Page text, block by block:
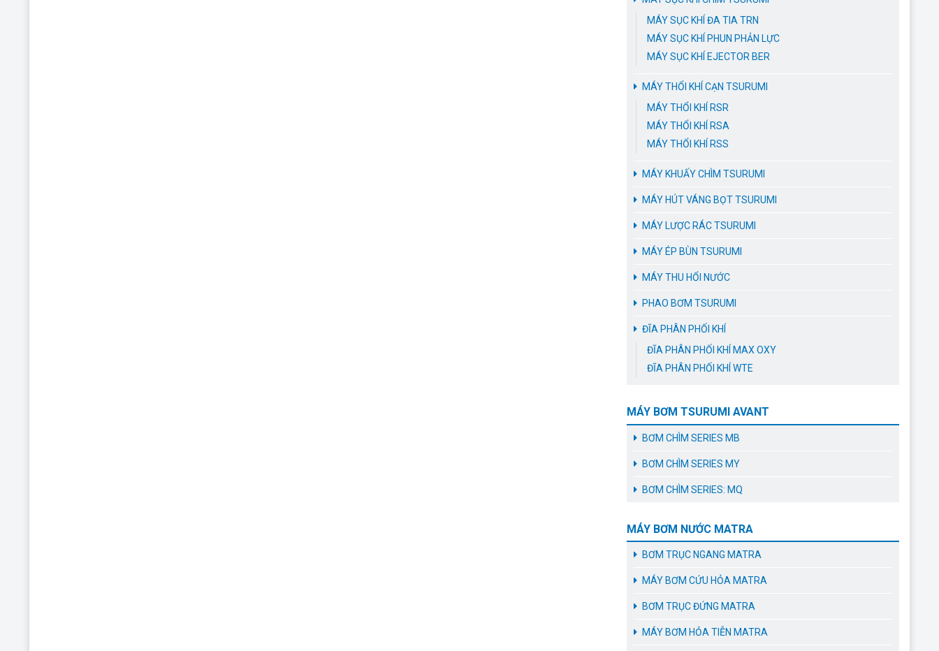
MÁY SỤC KHÍ ĐA TIA TRN
MÁY SỤC KHÍ PHUN PHẢN LỰC
MÁY SỤC KHÍ EJECTOR BER
MÁY THỔI KHÍ CẠN TSURUMI
MÁY THỔI KHÍ RSR
MÁY THỔI KHÍ RSA
MÁY THỔI KHÍ RSS
MÁY KHUẤY CHÌM TSURUMI
MÁY HÚT VÁNG BỌT TSURUMI
MÁY LƯỢC RÁC TSURUMI
MÁY ÉP BÙN TSURUMI
MÁY THU HỔI NƯỚC
PHAO BƠM TSURUMI
ĐĨA PHÂN PHỐI KHÍ
ĐĨA PHÂN PHỐI KHÍ MAX OXY
ĐĨA PHÂN PHỐI KHÍ WTE
MÁY BƠM TSURUMI AVANT
BƠM CHÌM SERIES MB
BƠM CHÌM SERIES MY
BƠM CHÌM SERIES: MQ
MÁY BƠM NƯỚC MATRA
BƠM TRỤC NGANG MATRA
MÁY BƠM CỨU HỎA MATRA
BƠM TRỤC ĐỨNG MATRA
MÁY BƠM HỎA TIỄN MATRA